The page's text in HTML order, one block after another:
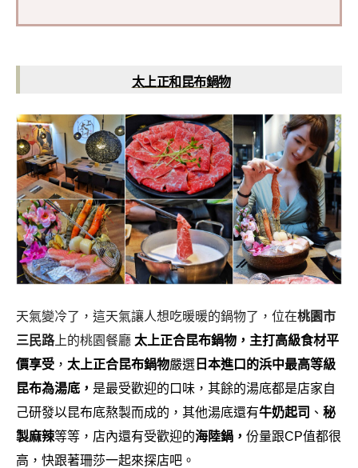
太上正和昆布鍋物
天氣變冷了，這天氣讓人想吃暖暖的鍋物了，位在桃園市
三民路上的桃園餐廳 太上正合昆布鍋物，主打高級食材平
價享受 ， 太上正合昆布鍋物嚴選 日本進口的浜中最高等級
昆布為湯底， 是最受歡迎的口味，其餘的湯底都是店家自
己研發以昆布底熬製而成的，其他湯底還有牛奶起司 、 秘
製麻辣等等，店內還有受歡迎的海陸鍋， 份量跟CP值都很
高，快跟著珊莎一起來探店吧。